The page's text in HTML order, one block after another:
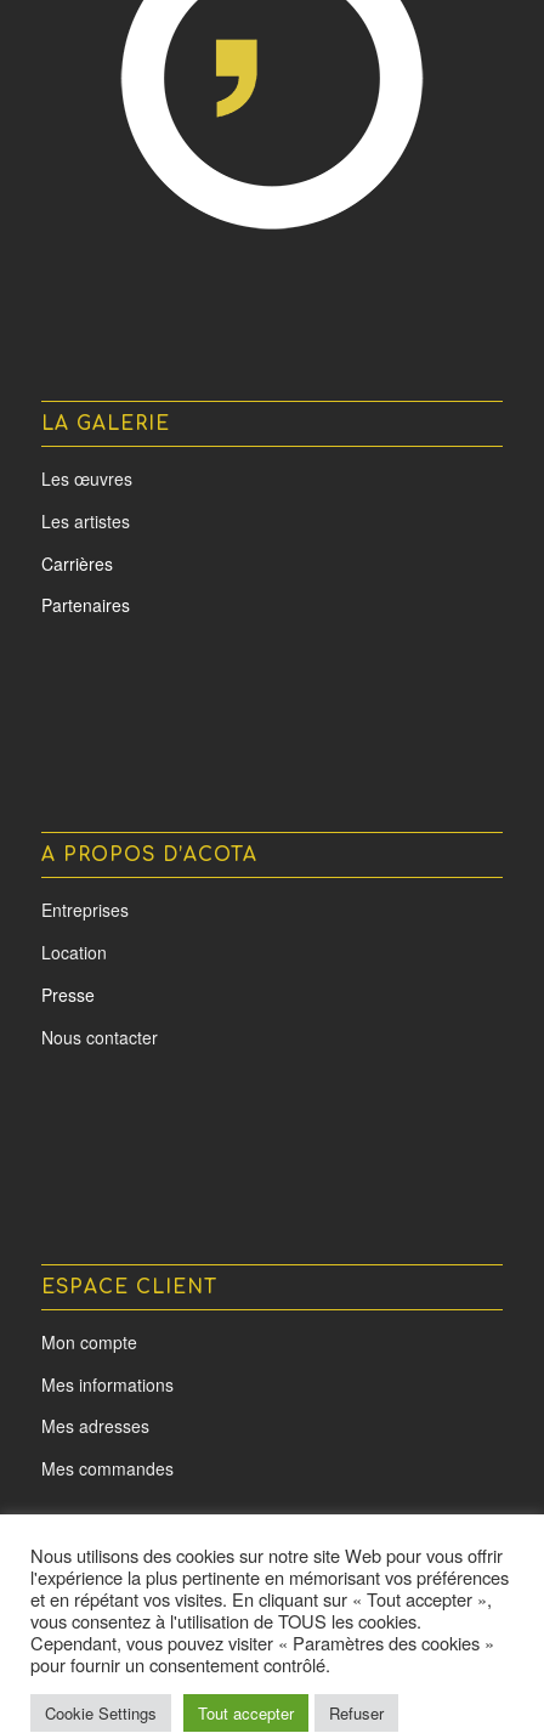
LA GALERIE
Les œuvres
Les artistes
Carrières
Partenaires
A PROPOS D’ACOTA
Entreprises
Location
Presse
Nous contacter
ESPACE CLIENT
Mon compte
Mes informations
Mes adresses
Mes commandes
@ L'oeil d'Acota - Made byYurcom
Nous utilisons des cookies sur notre site Web pour vous offrir
l'expérience la plus pertinente en mémorisant vos préférences
et en répétant vos visites. En cliquant sur « Tout accepter »,
vous consentez à l'utilisation de TOUS les cookies.
Cependant, vous pouvez visiter « Paramètres des cookies »
pour fournir un consentement contrôlé.
Cookie Settings Tout accepter Refuser